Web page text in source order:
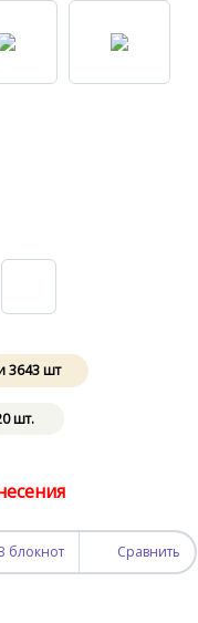
3643шт
шт.
блокнот Сравнить